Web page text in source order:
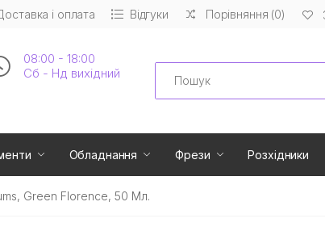
і оплата Відгуки Порівняння (0)
08:00 - 18:00
Сб - Нд вихідний
Search
Обладнання Фрези Розхідники
Green Florence, 50 Мл.